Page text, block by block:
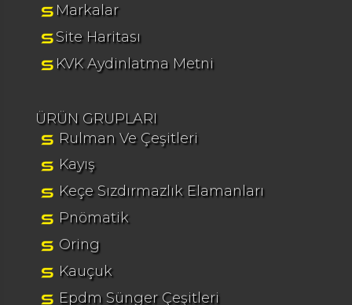
Markalar
Site Haritası
KVK Aydinlatma Metni
ÜRÜN GRUPLARI
Rulman Ve Çeşitleri
Kayış
Keçe Sızdırmazlık Elamanları
Pnömatik
Oring
Kauçuk
Epdm Sünger Çeşitleri